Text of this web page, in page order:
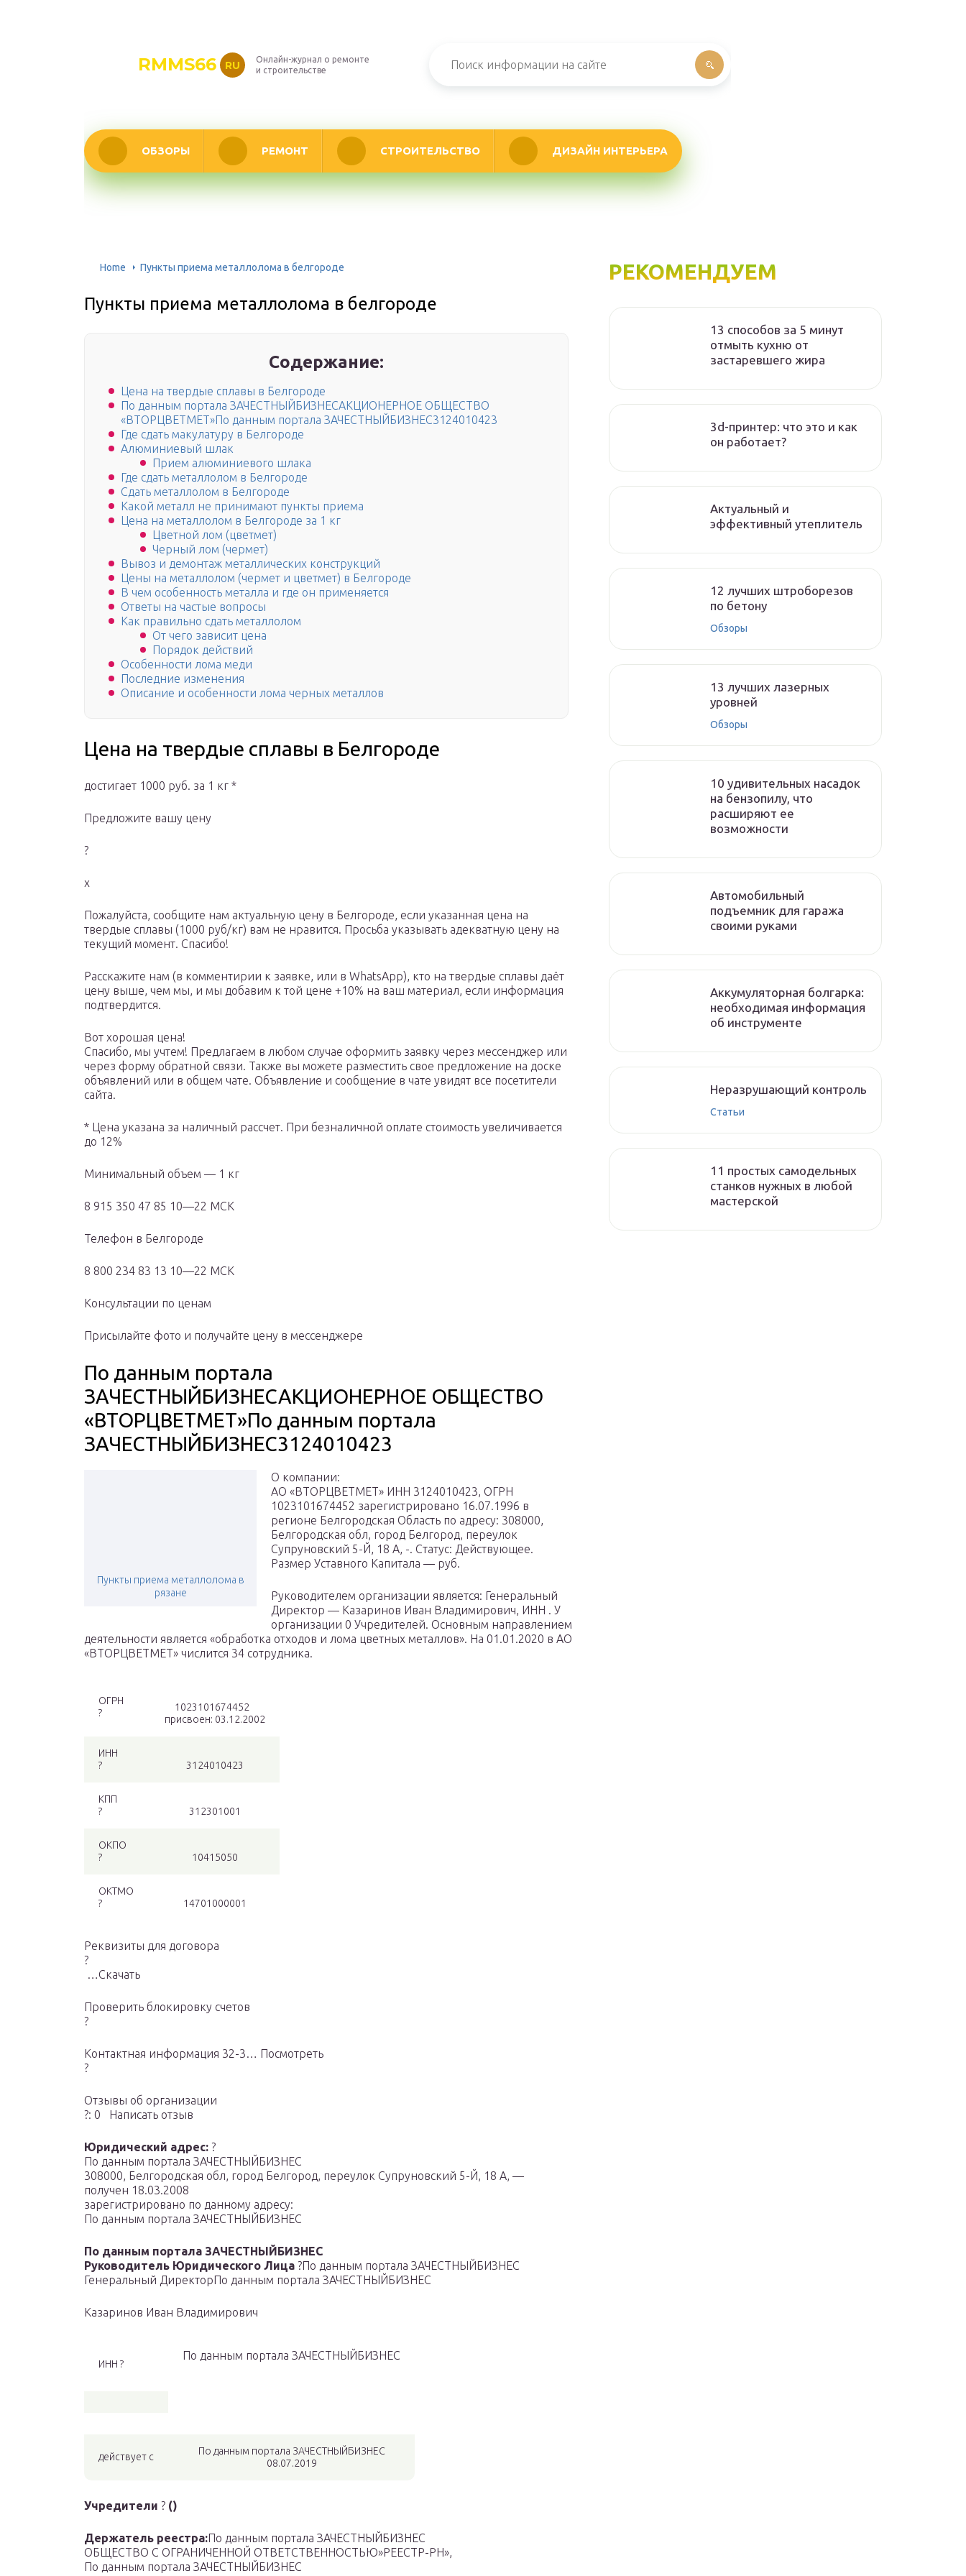
RMMS66 RU
Онлайн-журнал о ремонте
и строительстве
ОБЗОРЫ РЕМОНТ СТРОИТЕЛЬСТВО ДИЗАЙН ИНТЕРЬЕРА
Home Пункты приема металлолома в белгороде
Пункты приема металлолома в белгороде
Содержание:
Цена на твердые сплавы в Белгороде
По данным портала ЗАЧЕСТНЫЙБИЗНЕСАКЦИОНЕРНОЕ ОБЩЕСТВО
«ВТОРЦВЕТМЕТ»По данным портала ЗАЧЕСТНЫЙБИЗНЕС3124010423
Где сдать макулатуру в Белгороде
Алюминиевый шлак
Прием алюминиевого шлака
Где сдать металлолом в Белгороде
Сдать металлолом в Белгороде
Какой металл не принимают пункты приема
Цена на металлолом в Белгороде за 1 кг
Цветной лом (цветмет)
Черный лом (чермет)
Вывоз и демонтаж металлических конструкций
Цены на металлолом (чермет и цветмет) в Белгороде
В чем особенность металла и где он применяется
Ответы на частые вопросы
Как правильно сдать металлолом
От чего зависит цена
Порядок действий
Особенности лома меди
Последние изменения
Описание и особенности лома черных металлов
Цена на твердые сплавы в Белгороде
достигает 1000 руб. за 1 кг *
Предложите вашу цену
?
x
Пожалуйста, сообщите нам актуальную цену в Белгороде, если указанная цена на
твердые сплавы (1000 руб/кг) вам не нравится. Просьба указывать адекватную цену на
текущий момент. Спасибо!
Расскажите нам (в комментирии к заявке, или в WhatsApp), кто на твердые сплавы даёт
цену выше, чем мы, и мы добавим к той цене +10% на ваш материал, если информация
подтвердится.
Вот хорошая цена!
Спасибо, мы учтем! Предлагаем в любом случае оформить заявку через мессенджер или
через форму обратной связи. Также вы можете разместить свое предложение на доске
объявлений или в общем чате. Объявление и сообщение в чате увидят все посетители
сайта.
* Цена указана за наличный рассчет. При безналичной оплате стоимость увеличивается
до 12%
Минимальный объем — 1 кг
8 915 350 47 85 10—22 МСК
Телефон в Белгороде
8 800 234 83 13 10—22 МСК
Консультации по ценам
Присылайте фото и получайте цену в мессенджере
По данным портала
ЗАЧЕСТНЫЙБИЗНЕСАКЦИОНЕРНОЕ ОБЩЕСТВО
«ВТОРЦВЕТМЕТ»По данным портала
ЗАЧЕСТНЫЙБИЗНЕС3124010423
Пункты приема металлолома в
рязане
О компании:
АО «ВТОРЦВЕТМЕТ» ИНН 3124010423, ОГРН
1023101674452 зарегистрировано 16.07.1996 в
регионе Белгородская Область по адресу: 308000,
Белгородская обл, город Белгород, переулок
Супруновский 5-Й, 18 А, -. Статус: Действующее.
Размер Уставного Капитала — руб.
Руководителем организации является: Генеральный
Директор — Казаринов Иван Владимирович, ИНН . У
организации 0 Учредителей. Основным направлением
деятельности является «обработка отходов и лома цветных металлов». На 01.01.2020 в АО
«ВТОРЦВЕТМЕТ» числится 34 сотрудника.
ОГРН
?
1023101674452
присвоен: 03.12.2002
ИНН
?
3124010423
КПП
?
312301001
ОКПО
?
10415050
ОКТМО
?
14701000001
Реквизиты для договора
?
…Скачать
Проверить блокировку cчетов
?
Контактная информация 32-3… Посмотреть
?
Отзывы об организации
?: 0 Написать отзыв
Юридический адрес: ?
По данным портала ЗАЧЕСТНЫЙБИЗНЕС
308000, Белгородская обл, город Белгород, переулок Супруновский 5-Й, 18 А, —
получен 18.03.2008
зарегистрировано по данному адресу:
По данным портала ЗАЧЕСТНЫЙБИЗНЕС
По данным портала ЗАЧЕСТНЫЙБИЗНЕС
Руководитель Юридического Лица ?По данным портала ЗАЧЕСТНЫЙБИЗНЕС
Генеральный ДиректорПо данным портала ЗАЧЕСТНЫЙБИЗНЕС
Казаринов Иван Владимирович
ИНН ?
По данным портала ЗАЧЕСТНЫЙБИЗНЕС
действует с
По данным портала ЗАЧЕСТНЫЙБИЗНЕС
08.07.2019
Учредители ? ()
Держатель реестра:По данным портала ЗАЧЕСТНЫЙБИЗНЕС
ОБЩЕСТВО С ОГРАНИЧЕННОЙ ОТВЕТСТВЕННОСТЬЮ»РЕЕСТР-РН»,
По данным портала ЗАЧЕСТНЫЙБИЗНЕС
РЕКОМЕНДУЕМ
13 способов за 5 минут
отмыть кухню от
застаревшего жира
3d-принтер: что это и как
он работает?
Актуальный и
эффективный утеплитель
12 лучших штроборезов
по бетону
Обзоры
13 лучших лазерных
уровней
Обзоры
10 удивительных насадок
на бензопилу, что
расширяют ее
возможности
Автомобильный
подъемник для гаража
своими руками
Аккумуляторная болгарка:
необходимая информация
об инструменте
Неразрушающий контроль
Статьи
11 простых самодельных
станков нужных в любой
мастерской